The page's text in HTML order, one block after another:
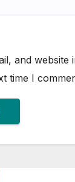
and website
time I